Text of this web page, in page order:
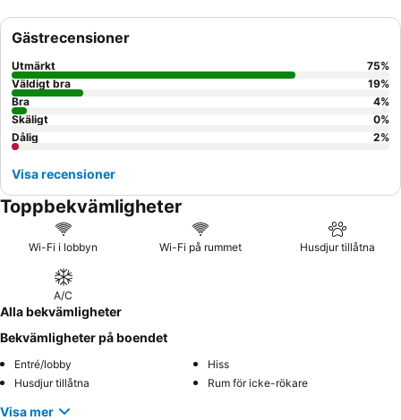
Gästrecensioner
Utmärkt 75%
Väldigt bra
19%
Bra
4%
Skäligt
0%
Dålig
2%
Visa recensioner
Toppbekvämligheter
Wi-Fi i lobbyn Wi-Fi på rummet Husdjur tillåtna
A/C
Alla bekvämligheter
Bekvämligheter på boendet
Entré/lobby
Hiss
Husdjur tillåtna
Rum för icke-rökare
Visa mer